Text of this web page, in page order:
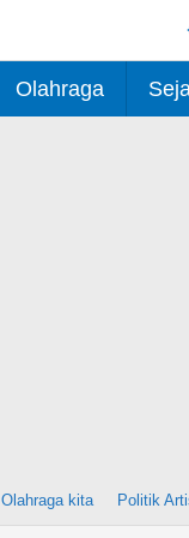
Olahraga
Olahraga kita Politik